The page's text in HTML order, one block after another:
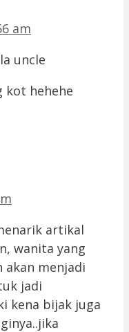
am
uncle
kot hehehe
artikal
wanita yang
akan menjadi
jadi
kena bijak juga